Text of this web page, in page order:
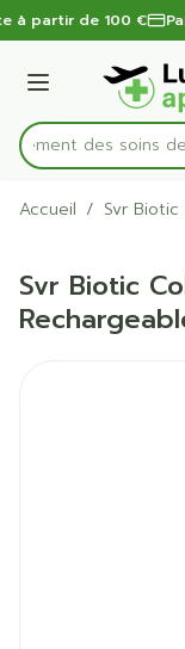
Aller au contenu
1 de 1
à partir de 100 €
Menu
Rechercher
des soins
Accueil / Svr
Svr Biotic